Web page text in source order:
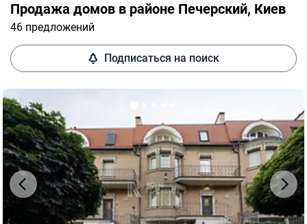
Продажа домов в районе Печерский, ​​Киев
46 предложений
Подписаться на поиск